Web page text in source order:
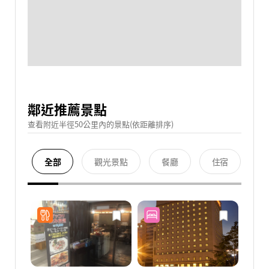
鄰近推薦景點
查看附近半徑50公里內的景點(依距離排序)
全部 觀光景點 餐廳 住宿